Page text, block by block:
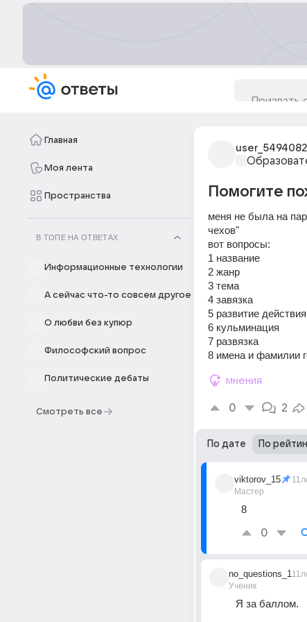
Главная
Моя лента
Пространства
В ТОПЕ НА ОТВЕТАХ
Информационные технологии
А сейчас что-то совсем другое
О любви без купюр
Философский вопрос
Политические дебаты
Смотреть все
Помогите
меня не была на
чехов"
вот вопросы:
1 название
2 жанр
3 тема
4 завязка
5 развитие действия
6 кульминация
7 развязка
8 имена и фамилии
мнения
0 2
По дате По
viktorov_15
Мастер
8
0
no_questions_1
Ученик
Я за баллом.